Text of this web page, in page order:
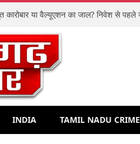
INDIA TAMIL NADU CRIME